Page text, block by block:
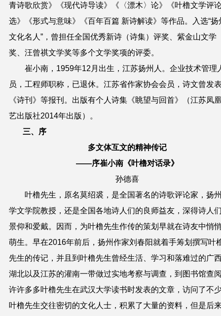
青诗歌欣赏》《现代诗导读》《〈漂木〉论》《叶橹文学评
选》《形式与意味》《百年百篇 新诗解读》等作品。入选“扬
文化名人”，曾担任全国优秀新诗（诗集）评奖、紫金山文学
奖、汪曾祺文学奖等多个文学奖项的评委。
崔小南，1959年12月出生，江苏扬州人。企业技术管理
员，工程师职称，已退休。江苏省作家协会会员，诗文曾发
《诗刊》等报刊。出版有个人诗集《眺望与回首》（江苏凤
艺出版社2014年出版）。
三、序
多文体互文的精神传记
——序崔小南《叶橹对话录》
孙德喜
叶橹先生，原名莫绍裘，是全国著名的诗歌评论家，扬
学文学院教授，还是全国各地诗人们的良师益友，深得诗人
景仰和爱戴。因而，为叶橹先生作传的策划早就在诗友中悄
萌生。早在2016年前后，扬州作家刘春阳就着手筹划撰写叶
先生的传记，并且到叶橹先生曾经生活、学习和落难过的广
湖北以及江苏的灌南一带做过实地考察与调查，到图书馆查
许许多多叶橹先生在武汉大学读书时发表的文章，访问了不
叶橹先生交往密切的文化人士，积累了大量的资料，但是后